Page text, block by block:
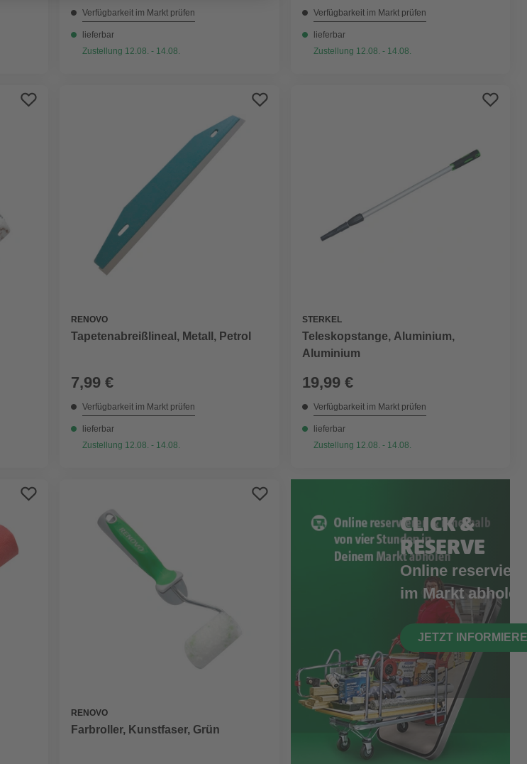
Verfügbarkeit im Markt prüfen
lieferbar
Zustellung 12.08. - 14.08.
Verfügbarkeit im Markt prüfen
lieferbar
Zustellung 12.08. - 14.08.
RENOVO
Tapetenabreißlineal, Metall, Petrol
7,99 €
Verfügbarkeit im Markt prüfen
lieferbar
Zustellung 12.08. - 14.08.
STERKEL
Teleskopstange, Aluminium,
Aluminium
19,99 €
Verfügbarkeit im Markt prüfen
lieferbar
Zustellung 12.08. - 14.08.
RENOVO
Farbroller, Kunstfaser, Grün
CLICK &
RESERVE
Online
im Markt abholen
JETZT